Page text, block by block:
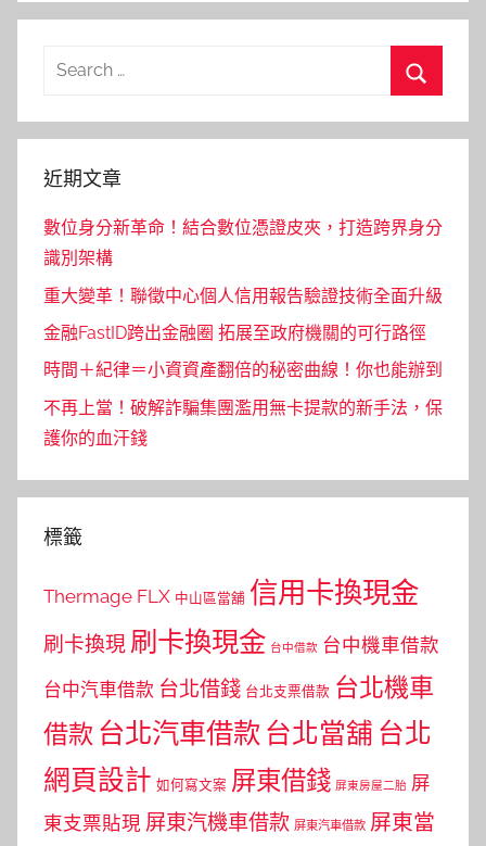
Search
近期文章
數位身分新革命！結合數位憑證皮夾，打造跨界身分
識別架構
重大變革！聯徵中心個人信用報告驗證技術全面升級
金融FastID跨出金融圈 拓展至政府機關的可行路徑
時間＋紀律＝小資資產翻倍的秘密曲線！你也能辦到
不再上當！破解詐騙集團濫用無卡提款的新手法，保
護你的血汗錢
標籤
Thermage FLX 中山區當舖 信用卡換現金
刷卡換現 刷卡換現金 台中借款 台中機車借款
台中汽車借款 台北借錢 台北支票借款 台北機車
借款 台北汽車借款 台北當舖 台北
網頁設計 如何寫文案 屏東借錢 屏東房屋二胎 屏
東支票貼現 屏東汽機車借款 屏東汽車借款 屏東當